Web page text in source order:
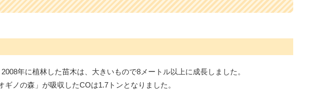
年に植林した苗木は、大きいもので8メートル以上に成長しました。
ノの森」が吸収したCOは1.7トンとなりました。